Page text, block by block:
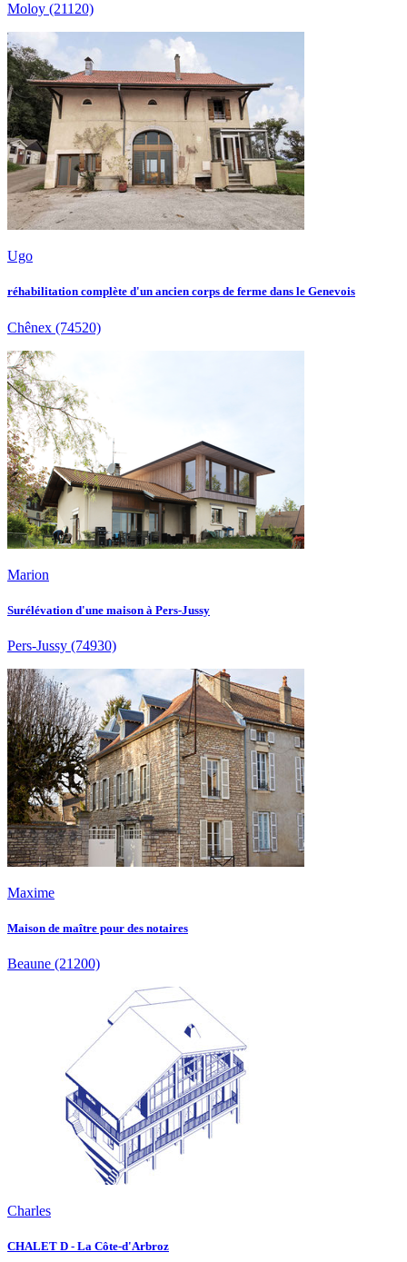
Moloy (21120)
Ugo
réhabilitation complète d'un ancien corps de ferme dans le Genevois
Chênex (74520)
Marion
Surélévation d'une maison à Pers-Jussy
Pers-Jussy (74930)
Maxime
Maison de maître pour des notaires
Beaune (21200)
Charles
CHALET D - La Côte-d'Arbroz